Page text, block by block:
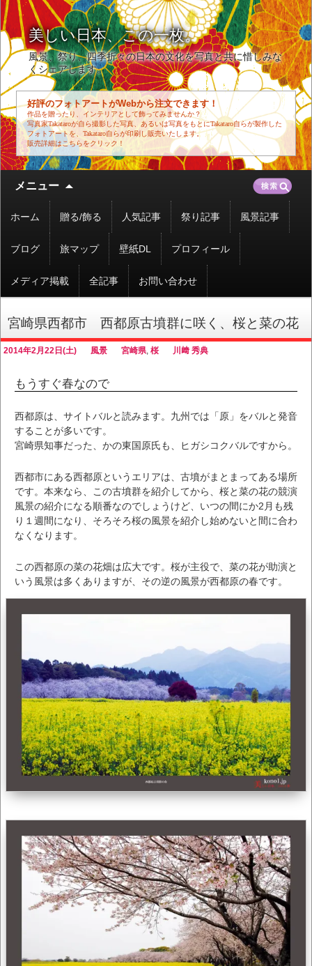
美しい日本、この一枚。
風景、祭り、四季折々の日本の文化を写真と共に惜しみな
くシェアします。
好評のフォトアートがWebから注文できます！
作品を贈ったり、インテリアとして飾ってみませんか？
写真家Takataroが自ら撮影した写真、あるいは写真をもとにTakataro自らが製作した
フォトアートを、Takataro自らが印刷し販売いたします。
販売詳細はこちらをクリック！
メニュー
テ
ツ
移
動
ホーム 贈る/飾る 人気記事 祭り記事 風景記事
ブログ 旅マップ 壁紙DL プロフィール
メディア掲載 全記事 お問い合わせ
検
索:
宮崎県西都市 西都原古墳群に咲く、桜と菜の花
2014年2月22日(土) 風景 宮崎県, 桜 川﨑 秀典
もうすぐ春なので
西都原は、サイトバルと読みます。九州では「原」をバルと発音
することが多いです。
宮崎県知事だった、かの東国原氏も、ヒガシコクバルですから。
西都市にある西都原というエリアは、古墳がまとまってある場所
です。本来なら、この古墳群を紹介してから、桜と菜の花の競演
風景の紹介になる順番なのでしょうけど、いつの間にか2月も残
り１週間になり、そろそろ桜の風景を紹介し始めないと間に合わ
なくなります。
この西都原の菜の花畑は広大です。桜が主役で、菜の花が助演と
いう風景は多くありますが、その逆の風景が西都原の春です。